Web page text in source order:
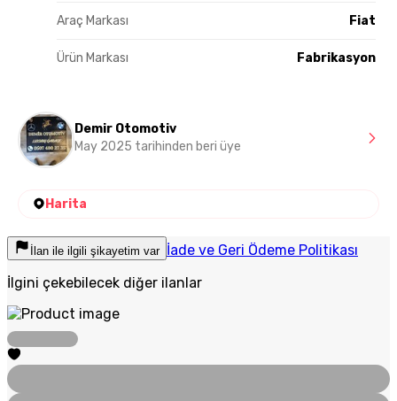
Araç Markası Fiat
Ürün Markası Fabrikasyon
Demir Otomotiv
May 2025 tarihinden beri üye
Harita
İlan ile ilgili şikayetim var İade ve Geri Ödeme Politikası
İlgini çekebilecek diğer ilanlar